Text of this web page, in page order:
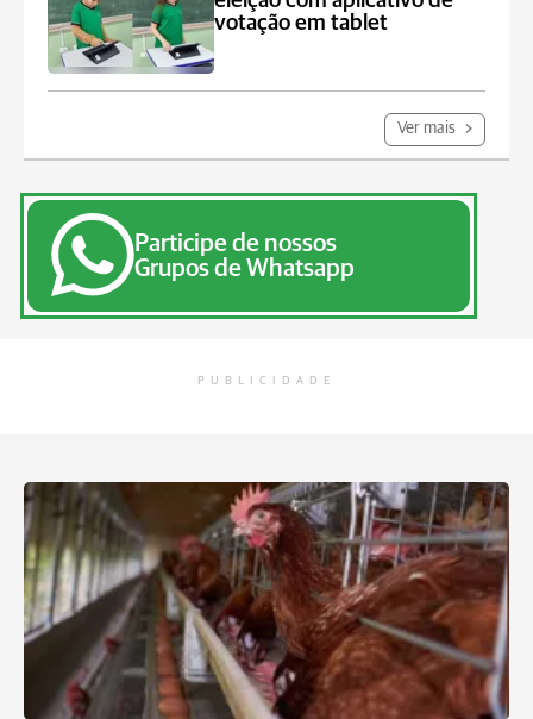
votação em tablet
Ver mais
Participe de nossos
Grupos de Whatsapp
PUBLICIDADE